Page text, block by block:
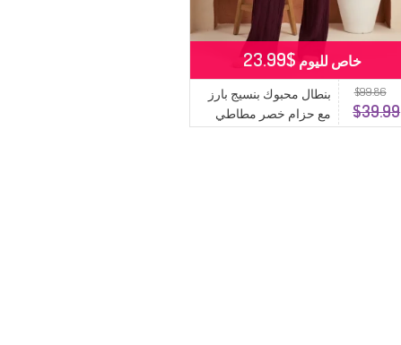
$99.86
$39.99
بنطال محبوك بنسيج بارز
مع حزام خصر مطاطي
خاص لليوم $23.99